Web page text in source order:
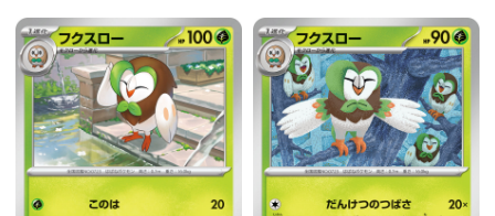
ミラー仕様のカード 0件選択中